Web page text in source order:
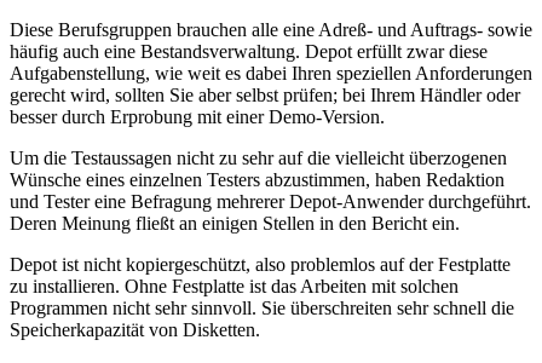
Diese Berufsgruppen brauchen alle eine Adreß- und Auftrags- sowie
häufig auch eine Bestandsverwaltung. Depot erfüllt zwar diese
Aufgabenstellung, wie weit es dabei Ihren speziellen Anforderungen
gerecht wird, sollten Sie aber selbst prüfen; bei Ihrem Händler oder
besser durch Erprobung mit einer Demo-Version.
Um die Testaussagen nicht zu sehr auf die vielleicht überzogenen
Wünsche eines einzelnen Testers abzustimmen, haben Redaktion
und Tester eine Befragung mehrerer Depot-Anwender durchgeführt.
Deren Meinung fließt an einigen Stellen in den Bericht ein.
Depot ist nicht kopiergeschützt, also problemlos auf der Festplatte
zu installieren. Ohne Festplatte ist das Arbeiten mit solchen
Programmen nicht sehr sinnvoll. Sie überschreiten sehr schnell die
Speicherkapazität von Disketten.